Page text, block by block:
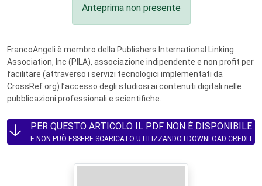
Anteprima non presente
FrancoAngeli è membro della Publishers International Linking
Association, Inc (PILA), associazione indipendente e non profit per
facilitare (attraverso i servizi tecnologici implementati da
CrossRef.org) l’accesso degli studiosi ai contenuti digitali nelle
pubblicazioni professionali e scientifiche.
PER QUESTO ARTICOLO IL PDF NON È DISPONIBILE
E NON PUÒ ESSERE SCARICATO UTILIZZANDO I DOWNLOAD CREDIT